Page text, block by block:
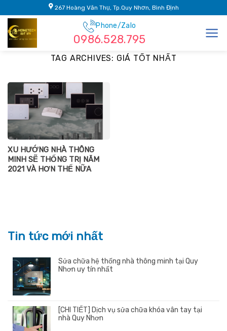
to
content
267 Hoàng Văn Thụ, Tp.Quy Nhơn, Bình Định
Phone/Zalo
0986.528.795
TAG ARCHIVES: GIÁ TỐT NHẤT
XU HƯỚNG NHÀ THÔNG
MINH SẼ THỐNG TRỊ NĂM
2021 VÀ HƠN THẾ NỮA
Tin tức mới nhất
Sửa chữa hệ thống nhà thông minh tại Quy
Nhơn uy tín nhất
[CHI TIẾT] Dịch vụ sửa chữa khóa vân tay tại
nhà Quy Nhơn